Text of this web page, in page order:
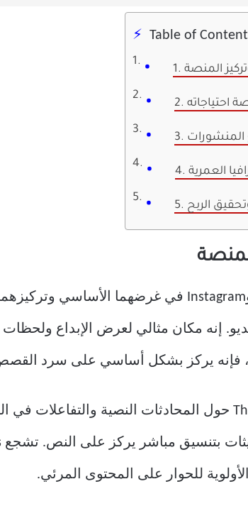
Table of
المنصة
احتياجاته
المنشورات
العمرية
الربح
إنه مكان مثالي لعرض الإبداع ولحظات
للحوار على المحتوى المرئي.